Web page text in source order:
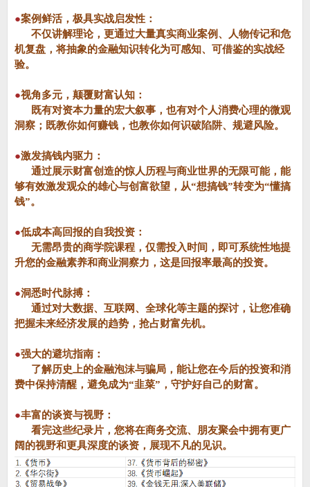
●案例鲜活，极具实战启发性：
不仅讲解理论，更通过大量真实商业案例、人物传记和危
机复盘，将抽象的金融知识转化为可感知、可借鉴的实战经
验。
●视角多元，颠覆财富认知：
既有对资本力量的宏大叙事，也有对个人消费心理的微观
洞察；既教你如何赚钱，也教你如何识破陷阱、规避风险。
●激发搞钱内驱力：
通过展示财富创造的惊人历程与商业世界的无限可能，能
够有效激发观众的雄心与创富欲望，从“想搞钱”转变为“懂搞
钱”。
●低成本高回报的自我投资：
无需昂贵的商学院课程，仅需投入时间，即可系统性地提
升您的金融素养和商业洞察力，这是回报率最高的投资。
●洞悉时代脉搏：
通过对大数据、互联网、全球化等主题的探讨，让您准确
把握未来经济发展的趋势，抢占财富先机。
●强大的避坑指南：
了解历史上的金融泡沫与骗局，能让您在今后的投资和消
费中保持清醒，避免成为“韭菜”，守护好自己的财富。
●丰富的谈资与视野：
看完这些纪录片，您将在商务交流、朋友聚会中拥有更广
阔的视野和更具深度的谈资，展现不凡的见识。